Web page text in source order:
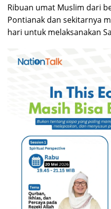
Ribuan umat Muslim dari
Pontianak dan sekitarnya
hari untuk melaksanakan